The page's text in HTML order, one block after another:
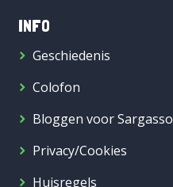
INFO
Geschiedenis
Colofon
Bloggen voor Sargasso
Privacy/Cookies
Huisregels